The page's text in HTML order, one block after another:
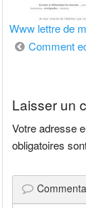
Www lettre de
Navigation
Comment
Laisser un
Votre adresse
obligatoires